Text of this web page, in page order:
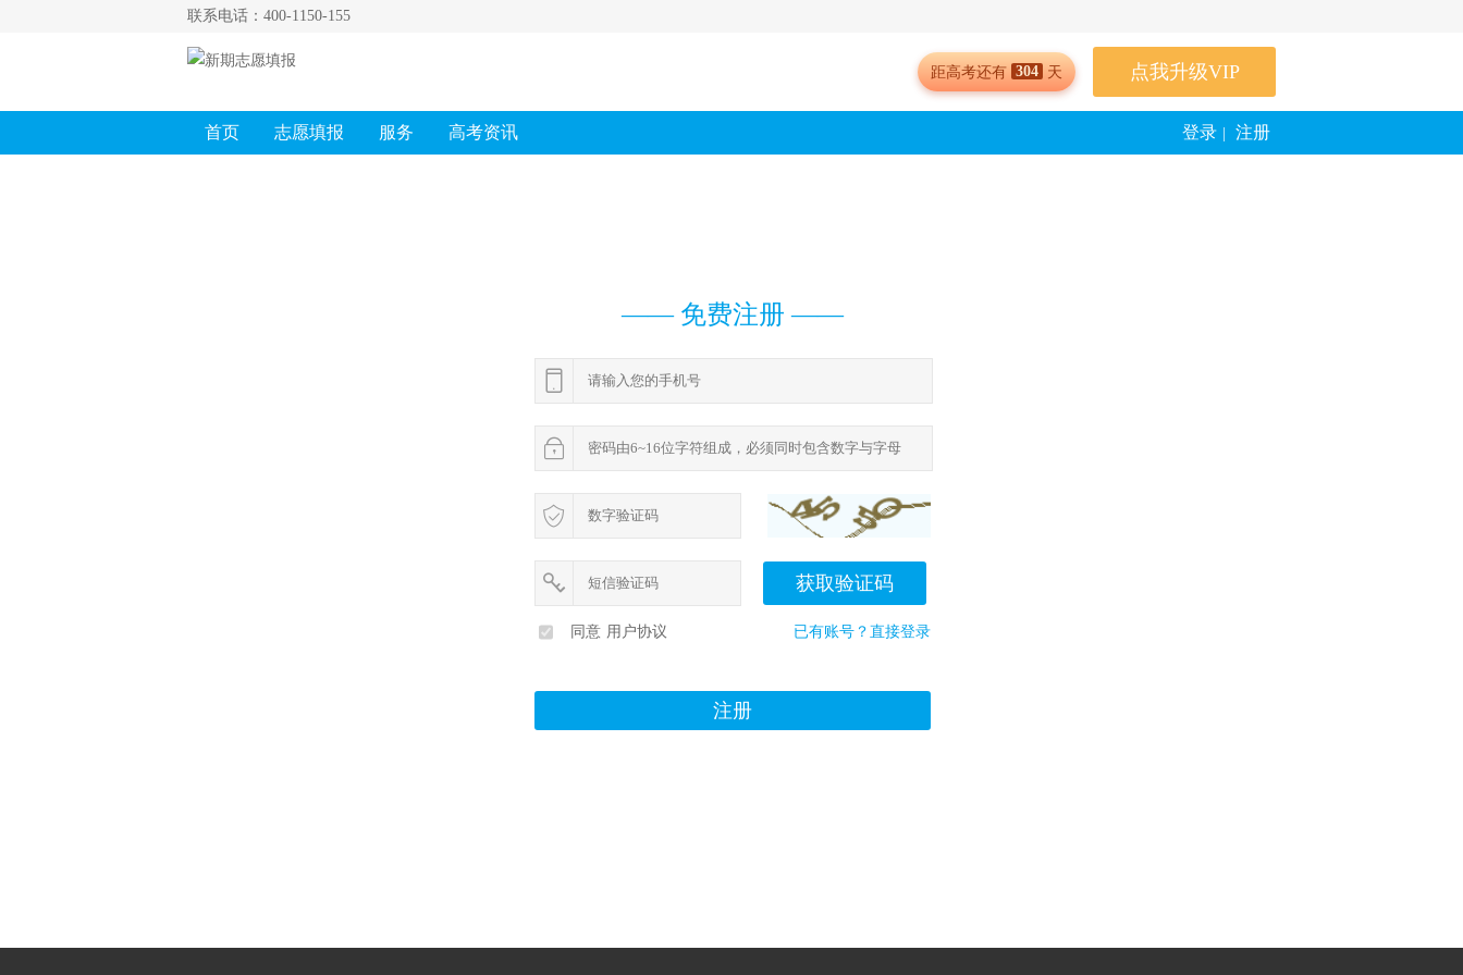
联系电话：400-1150-155
点我升级VIP
距高考还有 304 天
首页 志愿填报 服务 高考资讯 登录 注册
—— 免费注册 ——




同意 用户协议 已有账号？直接登录